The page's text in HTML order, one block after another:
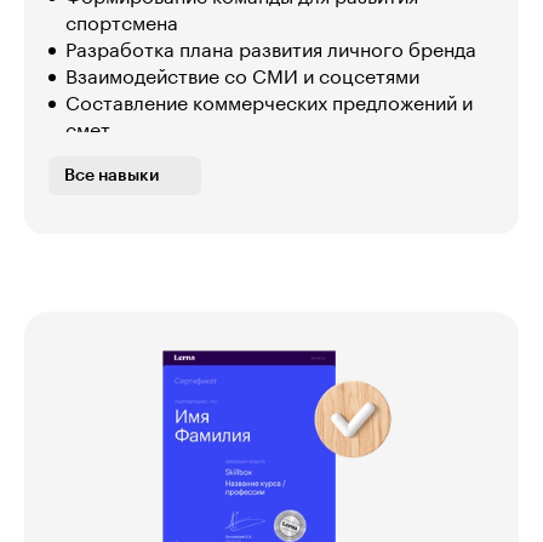
спортсмена
Разработка плана развития личного бренда
Взаимодействие со СМИ и соцсетями
Составление коммерческих предложений и
смет
бренда
Все навыки